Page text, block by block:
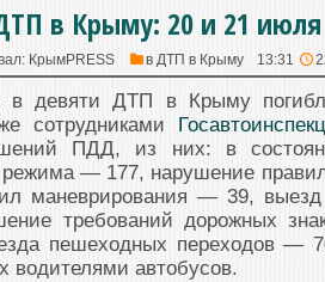
в Крыму: 20 и 21 июля
КрымPRESS в ДТП в Крыму 13:31
девяти ДТП в Крыму
сотрудниками
ПДД, из них: в
режима — 177, нарушение правил
маневрирования — 39, выезд
требований дорожных
пешеходных переходов —
автобусов.